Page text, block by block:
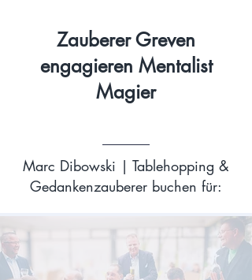
Zauberer Greven
engagieren Mentalist
Magier
Marc Dibowski | Tablehopping &
Gedankenzauberer buchen für: